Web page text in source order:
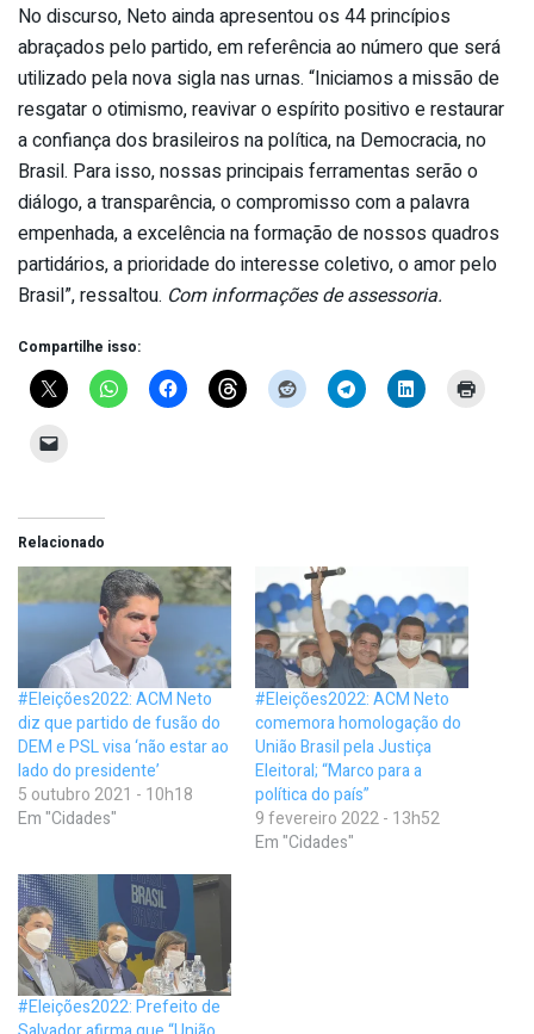
No discurso, Neto ainda apresentou os 44 princípios
abraçados pelo partido, em referência ao número que será
utilizado pela nova sigla nas urnas. “Iniciamos a missão de
resgatar o otimismo, reavivar o espírito positivo e restaurar
a confiança dos brasileiros na política, na Democracia, no
Brasil. Para isso, nossas principais ferramentas serão o
diálogo, a transparência, o compromisso com a palavra
empenhada, a excelência na formação de nossos quadros
partidários, a prioridade do interesse coletivo, o amor pelo
Brasil”, ressaltou. Com informações de assessoria.
Compartilhe isso:
Relacionado
#Eleições2022: ACM Neto
diz que partido de fusão do
DEM e PSL visa ‘não estar ao
lado do presidente’
5 outubro 2021 - 10h18
Em "Cidades"
#Eleições2022: ACM Neto
comemora homologação do
União Brasil pela Justiça
Eleitoral; “Marco para a
política do país”
9 fevereiro 2022 - 13h52
Em "Cidades"
#Eleições2022: Prefeito de